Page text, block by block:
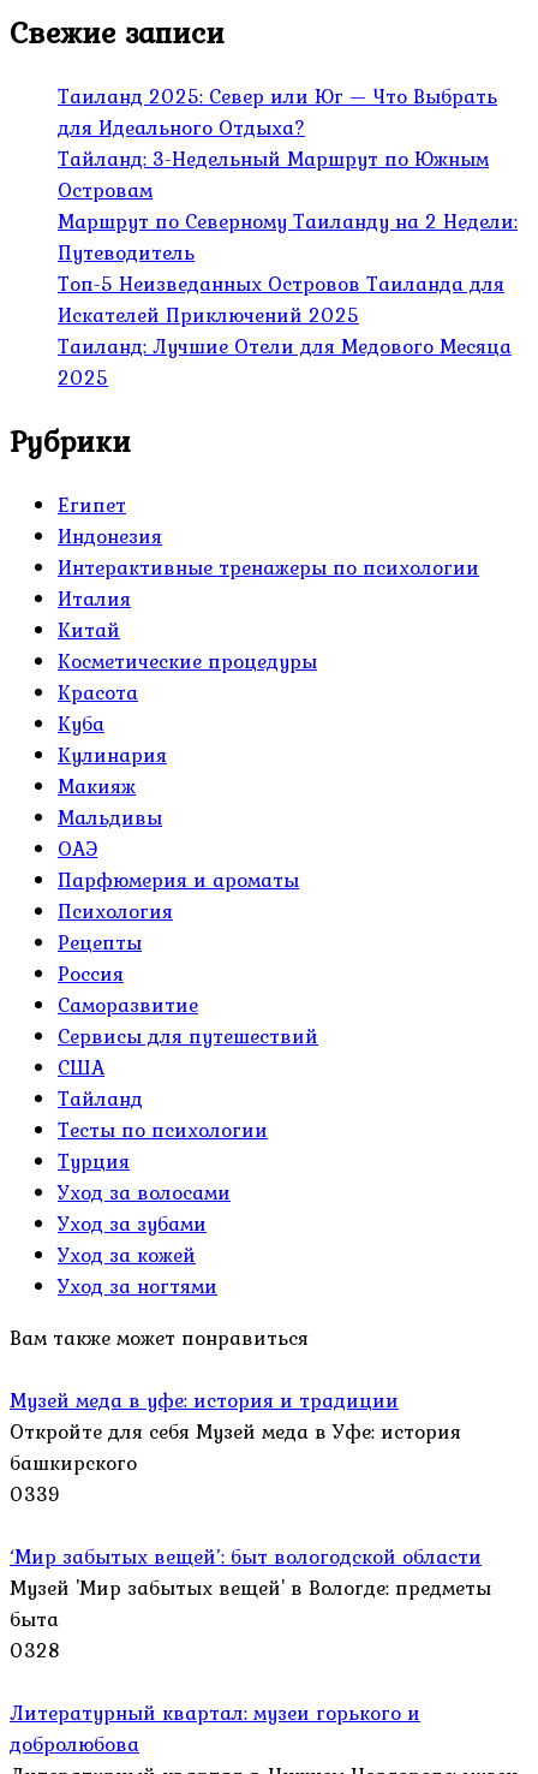
Свежие записи
Таиланд 2025: Север или Юг — Что Выбрать
для Идеального Отдыха?
Тайланд: 3-Недельный Маршрут по Южным
Островам
Маршрут по Северному Таиланду на 2 Недели:
Путеводитель
Топ-5 Неизведанных Островов Таиланда для
Искателей Приключений 2025
Таиланд: Лучшие Отели для Медового Месяца
2025
Рубрики
Египет
Индонезия
Интерактивные тренажеры по психологии
Италия
Китай
Косметические процедуры
Красота
Куба
Кулинария
Макияж
Мальдивы
ОАЭ
Парфюмерия и ароматы
Психология
Рецепты
Россия
Саморазвитие
Сервисы для путешествий
США
Тайланд
Тесты по психологии
Турция
Уход за волосами
Уход за зубами
Уход за кожей
Уход за ногтями
Вам также может понравиться
Музей меда в уфе: история и традиции
Откройте для себя Музей меда в Уфе: история
башкирского
0339
‘Мир забытых вещей’: быт вологодской области
Музей 'Мир забытых вещей' в Вологде: предметы
быта
0328
Литературный квартал: музеи горького и
добролюбова